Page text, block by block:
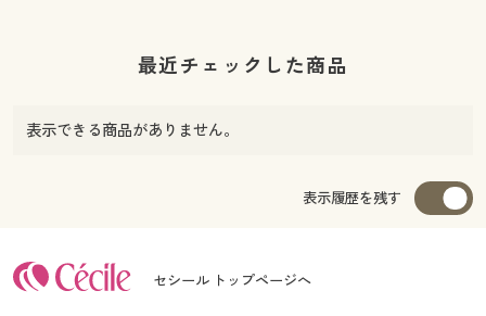
最近チェックした商品
表示できる商品がありません。
表示履歴を残す
セシール トップページへ